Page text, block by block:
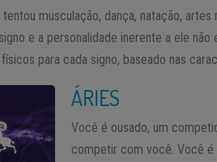
musculação, dança, natação,
e a personalidade inerente a ele
para cada signo, baseado nas
ÁRIES
Você é ousado, um
competir com você. Você é